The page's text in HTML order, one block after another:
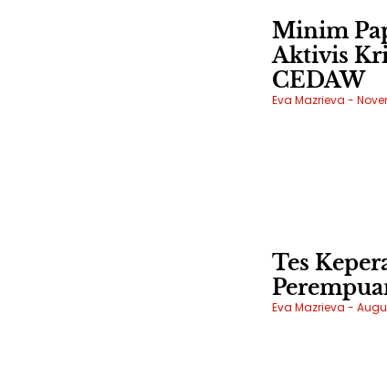
Minim
Aktivis
CEDAW
Eva Mazrieva
Tes
Eva Mazrieva